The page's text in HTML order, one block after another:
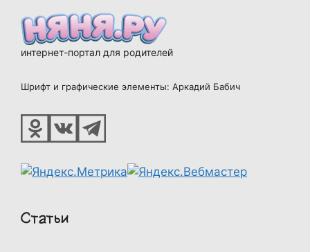
интернет-портал для родителей
Шрифт и графические элементы: Аркадий Бабич
Статьи